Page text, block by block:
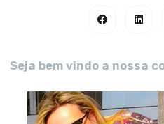
Seja bem vindo a nossa